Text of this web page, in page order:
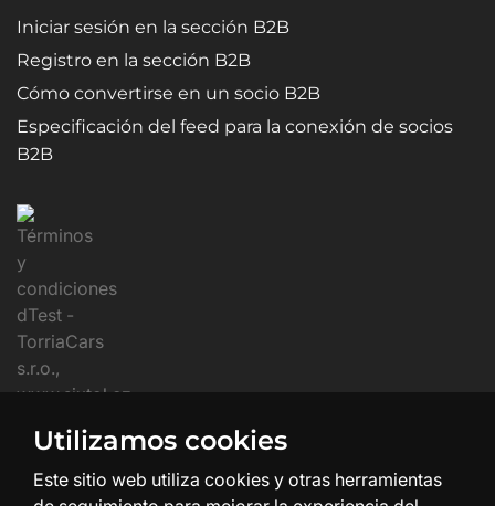
Iniciar sesión en la sección B2B
Registro en la sección B2B
Cómo convertirse en un socio B2B
Especificación del feed para la conexión de socios
B2B
Utilizamos cookies
Este sitio web utiliza cookies y otras herramientas